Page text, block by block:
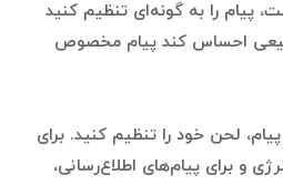
را به گونه‌ای تنظیم کنید
احساس کند پیام مخصوص
لحن خود را تنظیم کنید. برای
و برای پیام‌های اطلاع‌رسانی،